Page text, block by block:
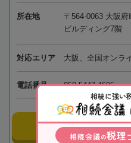
所在地
〒564-0063 大阪
ビルディング7階
対応エリア 大阪、全国オンラ
電話番号 050-5447-4695
事務所
相続に強い
相続会議の税理